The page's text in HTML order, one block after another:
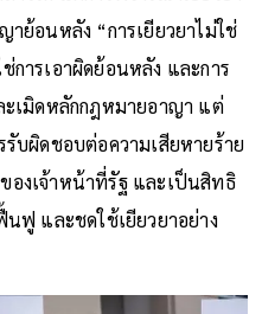
าย้อนหลัง “การเยียวยาไม่ใช่
ารเอาผิดย้อนหลัง และการ
ะเมิดหลักกฎหมายอาญา แต่
รับผิดชอบต่อความเสียหายร้าย
องเจ้าหน้าที่รัฐ และเป็นสิทธิ
ฟู และชดใช้เยียวยาอย่าง